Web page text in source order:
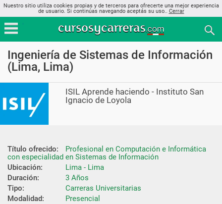
Nuestro sitio utiliza cookies propias y de terceros para ofrecerte una mejor experiencia
de usuario. Si continúas navegando aceptás su uso.. Cerrar
Ingeniería de Sistemas de Información
(Lima, Lima)
ISIL Aprende haciendo - Instituto San
Ignacio de Loyola
Título ofrecido:
Profesional en Computación e Informática
con especialidad en Sistemas de Información
Ubicación:
Lima - Lima
Duración:
3 Años
Tipo:
Carreras Universitarias
Modalidad:
Presencial